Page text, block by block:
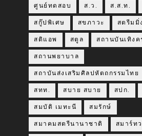
ศูนย์ทดสอบ ส.ว. ส.ส.ท.
สกู๊ปพิเศษ สขภาวะ สตรีมมิ่ง
สติแอพ สตูล สถานบันเทิงค
สถานพยาบาล
สถาบันส่งเสริมศิลปหัตถกรรมไทย
สทท. สบาย สบาย สปก.
สมบัติ เมทะนี สมรักษ์
สมาคมสตรีนานาชาติ สมาร์ท